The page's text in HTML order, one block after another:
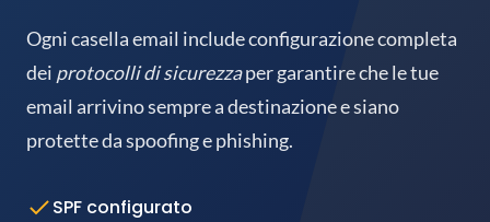
Ogni casella email include configurazione completa
dei protocolli di sicurezzaper garantire che le tue
email arrivino sempre a destinazione e siano
protette da spoofing e phishing.
SPF configurato